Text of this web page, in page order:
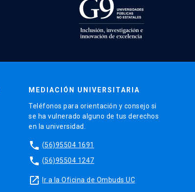
MEDIACIÓN UNIVERSITARIA
Teléfonos para orientación y consejo si
se ha vulnerado alguno de tus derechos
en la universidad.
phone (56)95504 1691
phone (56)95504 1247
launch Ir a la Oficina de Ombuds UC